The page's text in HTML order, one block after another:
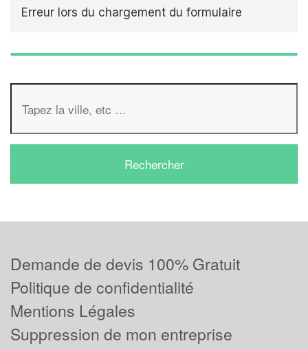
Erreur lors du chargement du formulaire
Demande de devis 100% Gratuit
Politique de confidentialité
Mentions Légales
Suppression de mon entreprise